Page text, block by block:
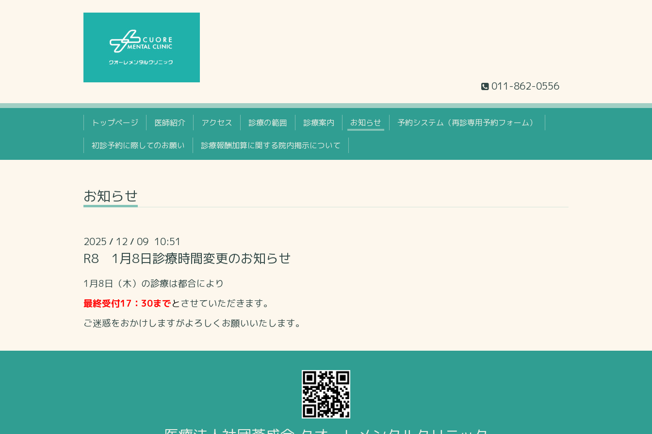
011-862-0556
トップページ 医師紹介 アクセス 診療の範囲 診療案内 お知らせ 予約システム（再診専用予約フォーム）
初診予約に際してのお願い 診療報酬加算に関する院内掲示について
お知らせ
2025 / 12 / 09 10:51
R8 1月8日診療時間変更のお知らせ
1月8日（木）の診療は都合により
最終受付17：30までとさせていただきます。
ご迷惑をおかけしますがよろしくお願いいたします。